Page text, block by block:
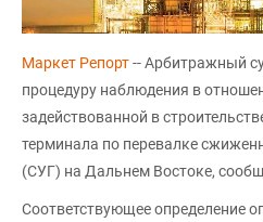
Маркет Репорт-- Арбитражный
процедуру наблюдения в
задействованной в
терминала по перевалке
(СУГ) на Дальнем Востоке,
Соответствующее определение